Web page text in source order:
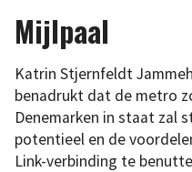
Mijlpaal
Katrin Stjernfeldt
benadrukt dat de metro
Denemarken in staat zal
potentieel en de
Link-verbinding te